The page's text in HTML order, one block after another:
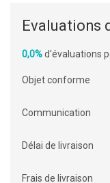
Evaluations
0,0%d'évaluations
Objet conforme
Communication
Délai de livraison
Frais de livraison